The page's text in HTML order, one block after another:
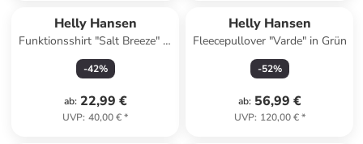
Helly Hansen
Funktionsshirt "Salt Breeze" in
Weiß
-42%
ab: 22,99 €
UVP: 40,00 €*
Helly Hansen
Fleecepullover "Varde" in Grün
-52%
ab: 56,99 €
UVP: 120,00 €*